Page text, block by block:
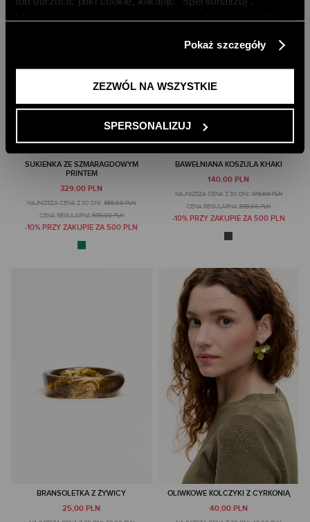
Polityce Prywatności
Pokaż szczegóły
ZEZWÓL NA WSZYSTKIE
SPERSONALIZUJ
SUKIENKA ZE SZMARAGDOWYM
PRINTEM
329,00 PLN
NAJNIŻSZA CENA Z 30 DNI: 359,00 PLN
CENA REGULARNA:599,00 PLN
-10% PRZY ZAKUPIE ZA 500 PLN
BAWEŁNIANA KOSZULA KHAKI
140,00 PLN
NAJNIŻSZA CENA Z 30 DNI: 179,00 PLN
CENA REGULARNA:399,00 PLN
-10% PRZY ZAKUPIE ZA 500 PLN
BRANSOLETKA Z ŻYWICY
25,00 PLN
OLIWKOWE KOLCZYKI Z CYRKONIĄ
40,00 PLN